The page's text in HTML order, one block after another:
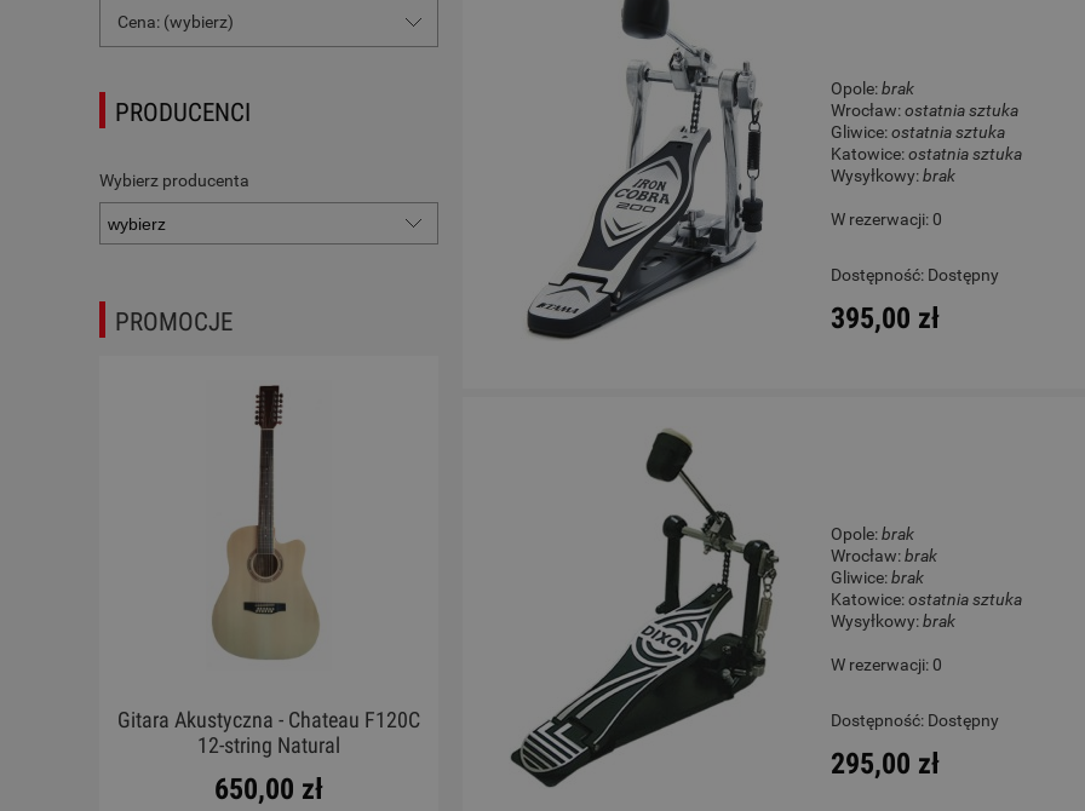
Cena: (wybierz)
PRODUCENCI
Wybierz producenta
PROMOCJE
Gitara Akustyczna - Chateau F120C
12-string Natural
650,00 zł
Ukulele - Chateau BAS01FV YL
Gitara Akustyczna - Chateau
12-string Black
Opole:brak
Wrocław:ostatnia sztuka
Gliwice:ostatnia sztuka
Katowice:ostatnia sztuka
Wysyłkowy:brak
W rezerwacji: 0
Dostępność: Dostępny
395,00 zł
Opole:brak
Wrocław:brak
Gliwice:brak
Katowice:ostatnia sztuka
Wysyłkowy:brak
W rezerwacji: 0
Dostępność: Dostępny
295,00 zł